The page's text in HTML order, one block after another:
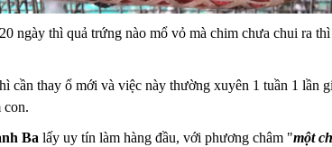
ngày thì quả trứng nào mổ vỏ mà chim chưa chui ra
thay ổ mới và việc này thường xuyên 1 tuần 1 lần
con.
Ba lấy uy tín làm hàng đầu, với phương châm "một